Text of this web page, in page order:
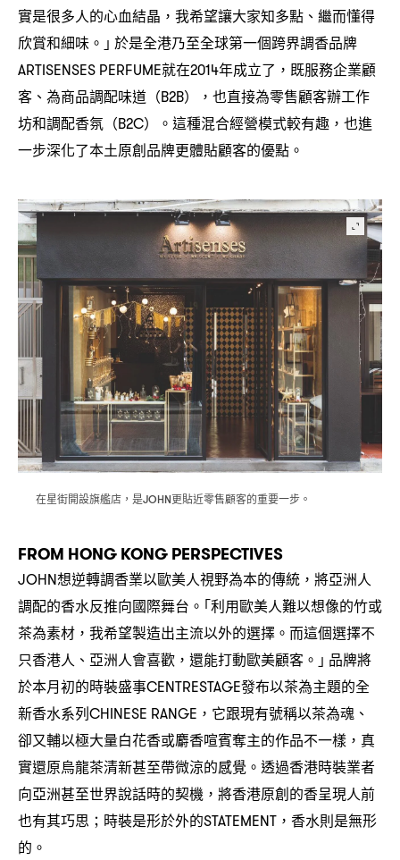
實是很多人的心血結晶 ， 我希望讓大家知多點、繼而懂得
欣賞和細味。｣ 於是全港乃至全球第一個跨界調香品牌
ARTISENSES PERFUME就在2014年成立了 ， 既服務企業顧
客、為商品調配味道 （B2B）， 也直接為零售顧客辦工作
坊和調配香氛 （B2C） 。這種混合經營模式較有趣 ， 也進
一步深化了本土原創品牌更體貼顧客的優點。
在星街開設旗艦店 ， 是JOHN更貼近零售顧客的重要一步。
FROM HONG KONG PERSPECTIVES
JOHN想逆轉調香業以歐美人視野為本的傳統 ， 將亞洲人
調配的香水反推向國際舞台。｢利用歐美人難以想像的竹或
茶為素材 ， 我希望製造出主流以外的選擇。而這個選擇不
只香港人、亞洲人會喜歡 ， 還能打動歐美顧客。｣ 品牌將
於本月初的時裝盛事CENTRESTAGE發布以茶為主題的全
新香水系列CHINESE RANGE， 它跟現有號稱以茶為魂、
卻又輔以極大量白花香或麝香喧賓奪主的作品不一樣 ， 真
實還原烏龍茶清新甚至帶微涼的感覺。透過香港時裝業者
向亞洲甚至世界說話時的契機 ， 將香港原創的香呈現人前
也有其巧思 ； 時裝是形於外的STATEMENT， 香水則是無形
的。